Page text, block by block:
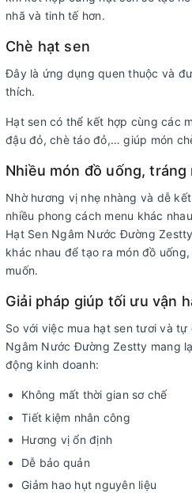
nhã và tinh tế hơn.
Chè hạt sen
Đây là ứng dụng quen thuộc và
thích.
Hạt sen có thể kết hợp cùng các
đậu đỏ, chè táo đỏ,… giúp món
Nhiều món đồ uống, tráng
Nhờ hương vị nhẹ nhàng và dễ
nhiều phong cách menu khác
Hạt Sen Ngâm Nước Đường
khác nhau để tạo ra món đồ
muốn.
Giải pháp giúp tối ưu vận
So với việc mua hạt sen tươi và
Ngâm Nước Đường Zestty mang
động kinh doanh:
Không mất thời gian sơ chế
Tiết kiệm nhân công
Hương vị ổn định
Dễ bảo quản
Giảm hao hụt nguyên liệu